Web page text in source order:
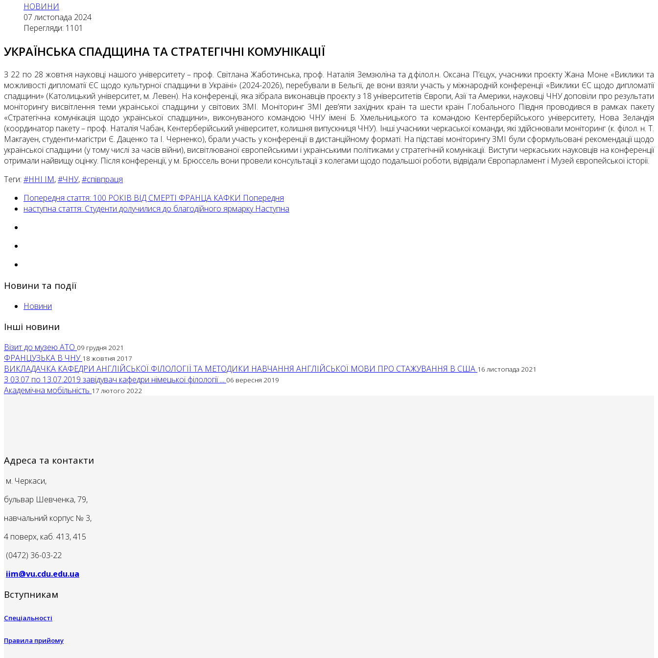
НОВИНИ
07 листопада 2024
Перегляди: 1101
УКРАЇНСЬКА СПАДЩИНА ТА СТРАТЕГІЧНІ КОМУНІКАЦІЇ
З 22 по 28 жовтня науковці нашого університету – проф. Світлана Жаботинська, проф. Наталія Земзюліна та д.філол.н. Оксана П’єцух, учасники проєкту Жана Моне «Виклики та
можливості дипломатії ЄС щодо культурної спадщини в Україні» (2024-2026), перебували в Бельгії, де вони взяли участь у міжнародній конференції «Виклики ЄС щодо дипломатії
спадщини» (Католицький університет, м. Левен). На конференції, яка зібрала виконавців проєкту з 18 університетів Європи, Азії та Америки, науковці ЧНУ доповіли про результати
моніторингу висвітлення теми української спадщини у світових ЗМІ. Моніторинг ЗМІ дев’яти західних країн та шести країн Глобального Півдня проводився в рамках пакету
«Стратегічна комунікація щодо української спадщини», виконуваного командою ЧНУ імені Б. Хмельницького та командою Кентерберійського університету, Нова Зеландія
(координатор пакету – проф. Наталія Чабан, Кентерберійський університет, колишня випускниця ЧНУ). Інші учасники черкаської команди, які здійснювали моніторинг (к. філол. н. Т.
Макгауен, студенти-магістри Є. Даценко та І. Черненко), брали участь у конференції в дистанційному форматі. На підставі моніторингу ЗМІ були сформульовані рекомендації щодо
української спадщини (у тому числі за часів війни), висвітлюваної європейськими і українськими політиками у стратегічній комунікації. Виступи черкаських науковців на конференції
отримали найвищу оцінку. Після конференції, у м. Брюссель вони провели консультації з колегами щодо подальшої роботи, відвідали Європарламент і Музей європейської історії.
Теги: #ННІ ІМ,#ЧНУ,#співпраця
Попередня стаття: 100 РОКІВ ВІД СМЕРТІ ФРАНЦА КАФКИ Попередня
наступна стаття: Студенти долучилися до благодійного ярмарку Наступна
Новини та події
Новини
Інші новини
Візит до музею АТО 09 грудня 2021
ФРАНЦУЗЬКА В ЧНУ 18 жовтня 2017
ВИКЛАДАЧКА КАФЕДРИ АНГЛІЙСЬКОЇ ФІЛОЛОГІЇ ТА МЕТОДИКИ НАВЧАННЯ АНГЛІЙСЬКОЇ МОВИ ПРО СТАЖУВАННЯ В США 16 листопада 2021
З 03.07 по 13.07.2019 завідувач кафедри німецької філології ... 06 вересня 2019
Академічна мобільність 17 лютого 2022
Адреса та контакти
м. Черкаси,
бульвар Шевченка, 79,
навчальний корпус № 3,
4 поверх, каб. 413, 415
(0472) 36-03-22
iim@vu.cdu.edu.ua
Вступникам
Спеціальності
Правила прийому